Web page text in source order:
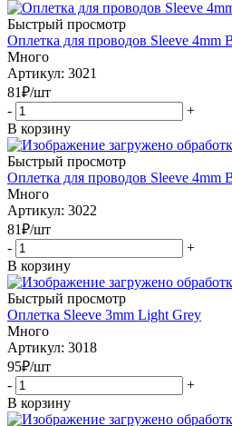
Быстрый просмотр
Оплетка для проводов Sleeve 4mm
Много
Артикул: 3021
81₽/шт
-
+
В корзину
Быстрый просмотр
Оплетка для проводов Sleeve 4mm
Много
Артикул: 3022
81₽/шт
-
+
В корзину
Быстрый просмотр
Оплетка Sleeve 3mm Light Grey
Много
Артикул: 3018
95₽/шт
-
+
В корзину